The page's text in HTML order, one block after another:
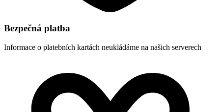
Bezpečná platba
Informace o platebních kartách neukládáme na našich serverech